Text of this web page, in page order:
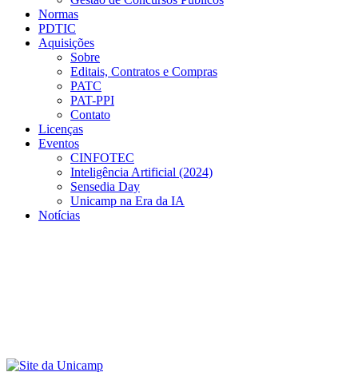
Normas
PDTIC
Aquisições
Sobre
Editais, Contratos e Compras
PATC
PAT-PPI
Contato
Licenças
Eventos
CINFOTEC
Inteligência Artificial (2024)
Sensedia Day
Unicamp na Era da IA
Notícias